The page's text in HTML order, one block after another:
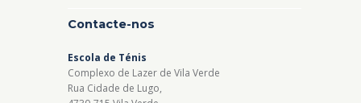
Contacte-nos
Escola de Ténis
Complexo de Lazer de Vila Verde
Rua Cidade de Lugo,